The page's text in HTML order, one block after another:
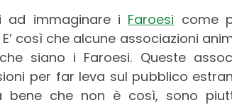
ad immaginare i Faroesi come
così che alcune associazioni
siano i Faroesi. Queste
per far leva sul pubblico
che non è così, sono